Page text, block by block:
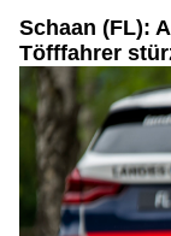
Schaan (FL):
Töfffahrer